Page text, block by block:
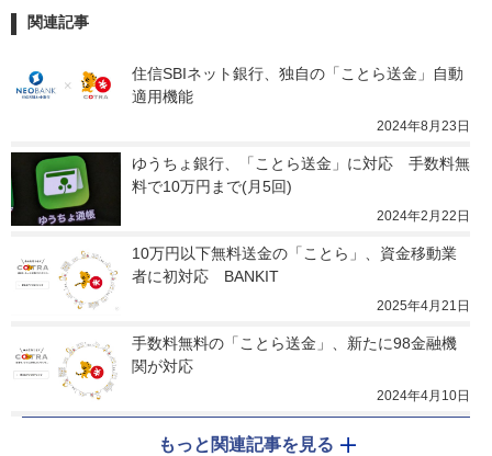
関連記事
住信SBIネット銀行、独自の「ことら送金」自動
適用機能
2024年8月23日
ゆうちょ銀行、「ことら送金」に対応　手数料無
料で10万円まで(月5回)
2024年2月22日
10万円以下無料送金の「ことら」、資金移動業
者に初対応　BANKIT
2025年4月21日
手数料無料の「ことら送金」、新たに98金融機
関が対応
2024年4月10日
もっと関連記事を見る